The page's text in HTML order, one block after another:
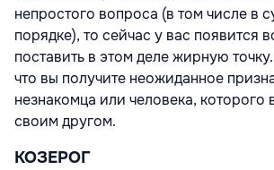
непростого вопроса (в том числе в
порядке), то сейчас у вас появится
поставить в этом деле жирную
что вы получите неожиданное
незнакомца или человека, которого
своим другом.
КОЗЕРОГ